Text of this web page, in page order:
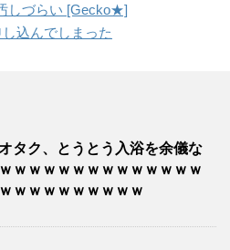
しづらい [Gecko★]
込んでしまった
オタク、とうとう入浴を余儀な
ｗｗｗｗｗｗｗｗｗｗｗｗｗ
ｗｗｗｗｗｗｗｗｗ